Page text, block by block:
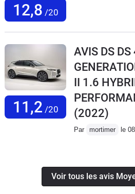
12,8 /20
11,2 /20
AVIS DS DS
II 1.6
(2022)
Par mortimer le
Voir tous les avis